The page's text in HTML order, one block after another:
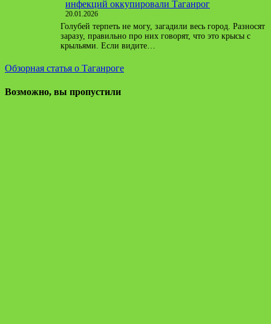
инфекций оккупировали Таганрог
20.01.2026
Голубей терпеть не могу, загадили весь город. Разносят
заразу, правильно про них говорят, что это крысы с
крыльями. Если видите…
Обзорная статья о Таганроге
Возможно, вы пропустили